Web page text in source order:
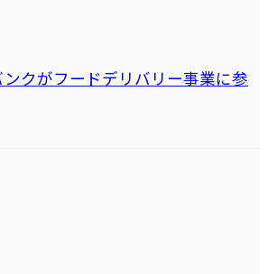
クがフードデリバリー事業に参